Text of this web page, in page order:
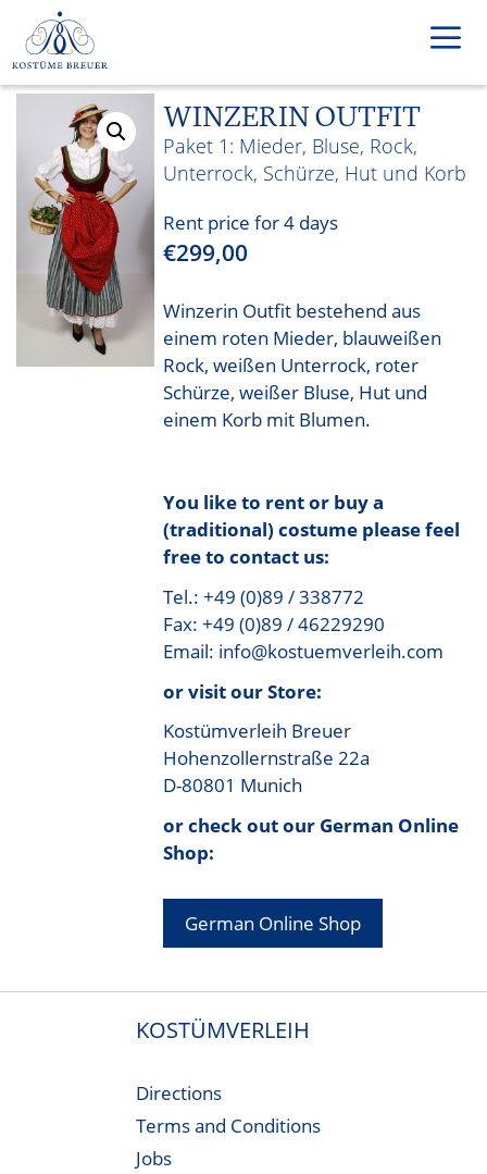
content
WINZERIN OUTFIT
Mieder, Bluse, Rock,
Unterrock, Schürze, Hut und Korb
Rent price for 4 days
€299,00
Winzerin Outfit bestehend aus
einem roten Mieder, blauweißen
Rock, weißen Unterrock, roter
Schürze, weißer Bluse, Hut und
einem Korb mit Blumen.
You like to rent or buy a
(traditional) costume please feel
free to contact us:
Tel.: +49 (0)89 / 338772
Fax: +49 (0)89 / 46229290
Email: info@kostuemverleih.com
or visit our Store:
Kostümverleih Breuer
Hohenzollernstraße 22a
D-80801 Munich
or check out our German Online
Shop:
German Online Shop
KOSTÜMVERLEIH
Directions
Terms and Conditions
Jobs